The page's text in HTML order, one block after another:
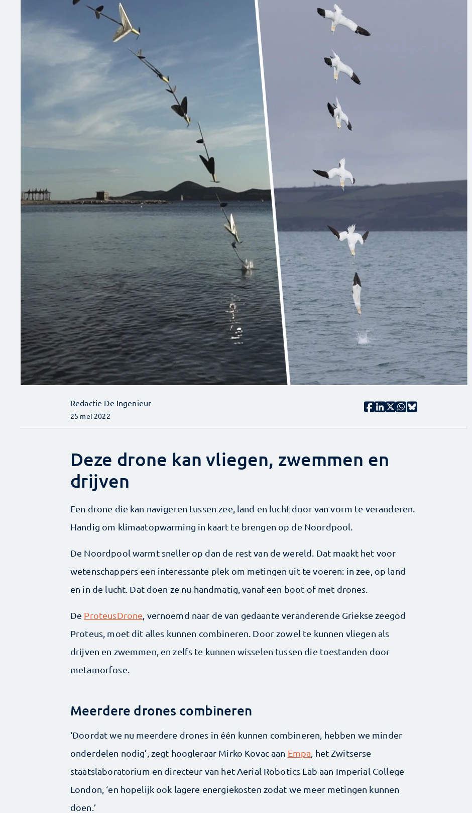
Redactie De Ingenieur
25 mei 2022
Deze drone kan vliegen, zwemmen en
drijven
Een drone die kan navigeren tussen zee, land en lucht door van vorm te veranderen.
Handig om klimaat­opwarming in kaart te brengen op de Noordpool.
De Noordpool warmt sneller op dan de rest van de wereld. Dat maakt het voor
wetenschappers een interessante plek om metingen uit te voeren: in zee, op land
en in de lucht. Dat doen ze nu handmatig, vanaf een boot of met drones.
De ProteusDrone , vernoemd naar de van gedaante veranderende Griekse zeegod
Proteus, moet dit alles kunnen combineren. Door zowel te kunnen vliegen als
drijven en zwemmen, en zelfs te kunnen wisselen tussen die toestanden door
metamorfose.
Meerdere drones combineren
‘Doordat we nu meerdere drones in één kunnen combineren, hebben we minder
onder­delen nodig’, zegt hoogleraar Mirko Kovac aan Empa , het Zwitserse
staatslaboratorium en directeur van het Aerial Robotics Lab aan Imperial College
London, ‘en hopelijk ook lagere energiekosten zodat we meer metingen kunnen
doen.’